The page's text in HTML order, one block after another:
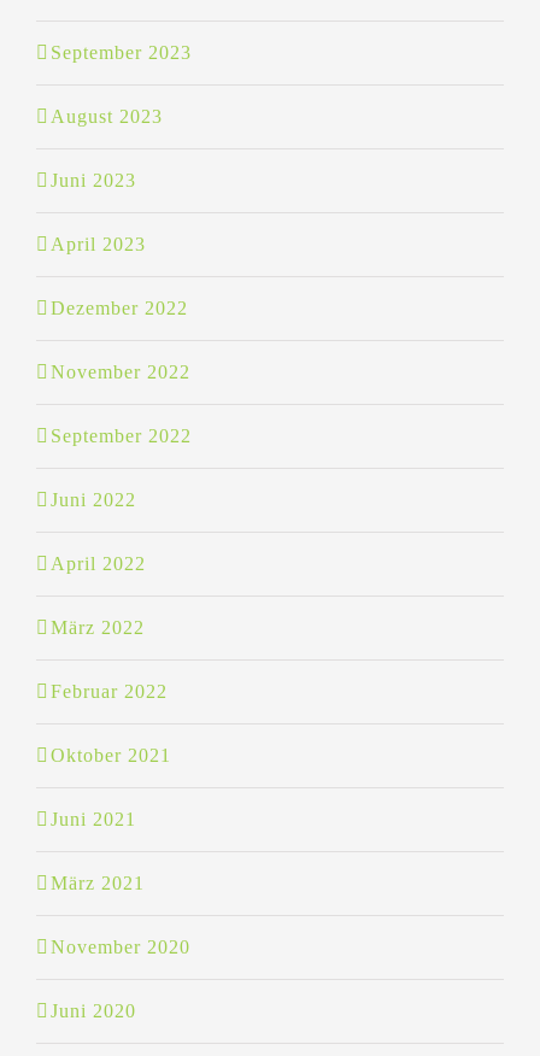
September 2023
August 2023
Juni 2023
April 2023
Dezember 2022
November 2022
September 2022
Juni 2022
April 2022
März 2022
Februar 2022
Oktober 2021
Juni 2021
März 2021
November 2020
Juni 2020